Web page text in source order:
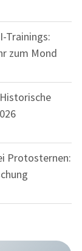
Trainings:
zum Mond
Protosternen: